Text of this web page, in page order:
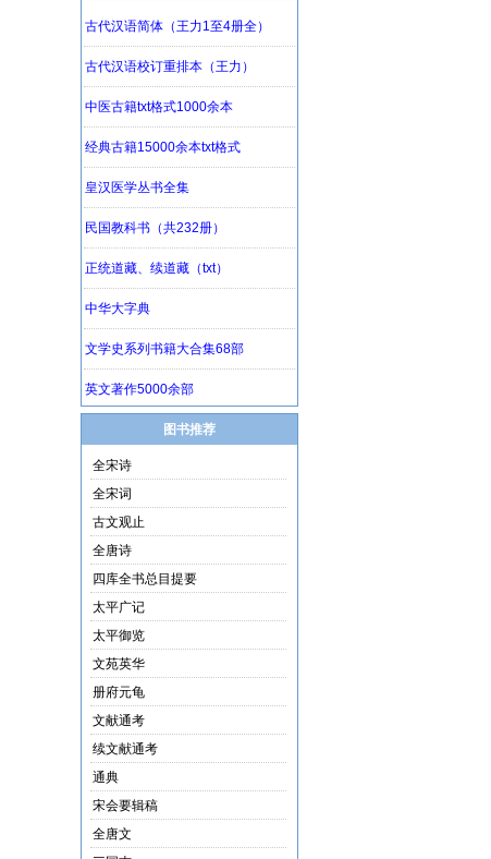
图书推荐
全宋诗
全宋词
古文观止
全唐诗
四库全书总目提要
太平广记
太平御览
文苑英华
册府元龟
文献通考
续文献通考
通典
宋会要辑稿
全唐文